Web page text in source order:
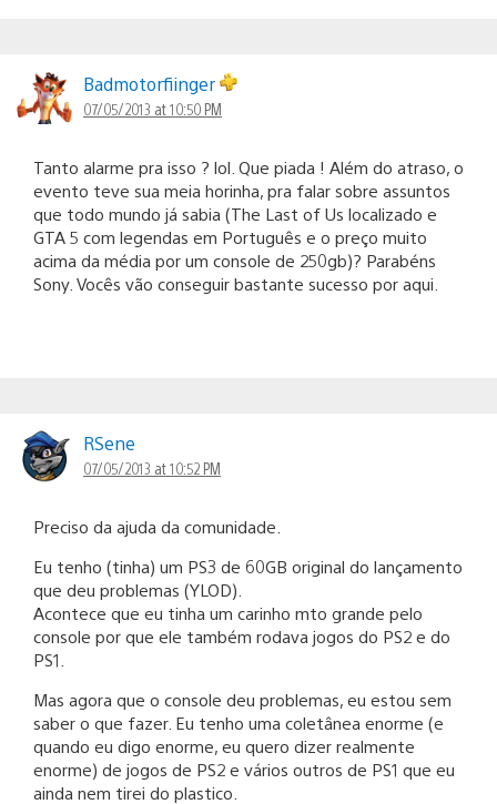
Badmotorfiinger
07/05/2013 at 10:50 PM
Tanto alarme pra isso ? lol. Que piada ! Além do atraso, o
evento teve sua meia horinha, pra falar sobre assuntos
que todo mundo já sabia (The Last of Us localizado e
GTA 5 com legendas em Português e o preço muito
acima da média por um console de 250gb)? Parabéns
Sony. Vocês vão conseguir bastante sucesso por aqui.
RSene
07/05/2013 at 10:52 PM
Preciso da ajuda da comunidade.
Eu tenho (tinha) um PS3 de 60GB original do lançamento
que deu problemas (YLOD).
Acontece que eu tinha um carinho mto grande pelo
console por que ele também rodava jogos do PS2 e do
PS1.
Mas agora que o console deu problemas, eu estou sem
saber o que fazer. Eu tenho uma coletânea enorme (e
quando eu digo enorme, eu quero dizer realmente
enorme) de jogos de PS2 e vários outros de PS1 que eu
ainda nem tirei do plastico.